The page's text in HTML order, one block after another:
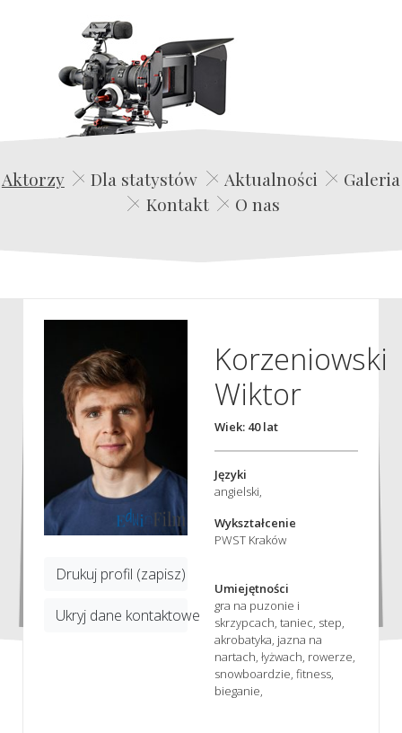
Edwin Film Agencja Aktorska
Aktorzy Dla statystów Aktualności
Galeria
Kontakt
O nas
Drukuj profil (zapisz)
Ukryj dane kontaktowe
Korzeniowski
Wiktor
Wiek: 40 lat
Języki
angielski,
Wykształcenie
PWST Kraków
Umiejętności
gra na puzonie i
skrzypcach, taniec, step,
akrobatyka, jazna na
nartach, łyżwach, rowerze,
snowboardzie, fitness,
bieganie,